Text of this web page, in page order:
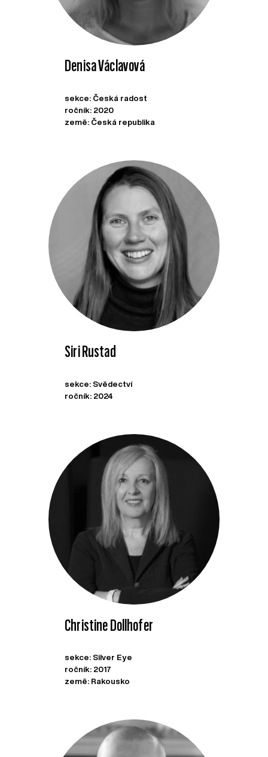
Denisa Václavová
sekce: Česká radost
ročník: 2020
země: Česká republika
Siri Rustad
sekce: Svědectví
ročník: 2024
Christine Dollhofer
sekce: Silver Eye
ročník: 2017
země: Rakousko